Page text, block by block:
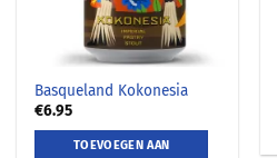
Basqueland Kokonesia
€6.95
TOEVOEGEN AAN